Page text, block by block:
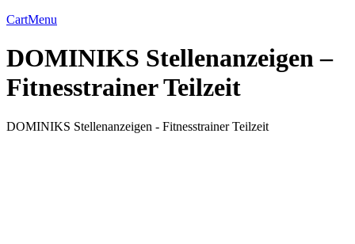
CartMenu
DOMINIKS Stellenanzeigen –
Fitnesstrainer Teilzeit
DOMINIKS Stellenanzeigen - Fitnesstrainer Teilzeit